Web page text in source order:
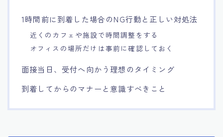
1時間前に到着した場合のNG行動と正しい対処法
近くのカフェや施設で時間調整をする
オフィスの場所だけは事前に確認しておく
面接当日、受付へ向かう理想のタイミング
到着してからのマナーと意識すべきこと